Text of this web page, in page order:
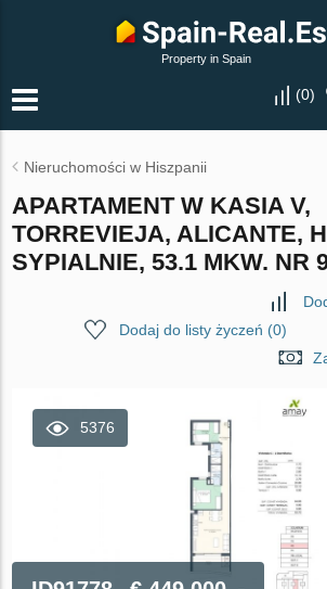
Property in Spain
(0)
Nieruchomości w Hiszpanii
APARTAMENT W KASIA V,
TORREVIEJA, ALICANTE,
SYPIALNIE, 53.1 MKW. NR
Dodaj do listy życzeń (0)
5376